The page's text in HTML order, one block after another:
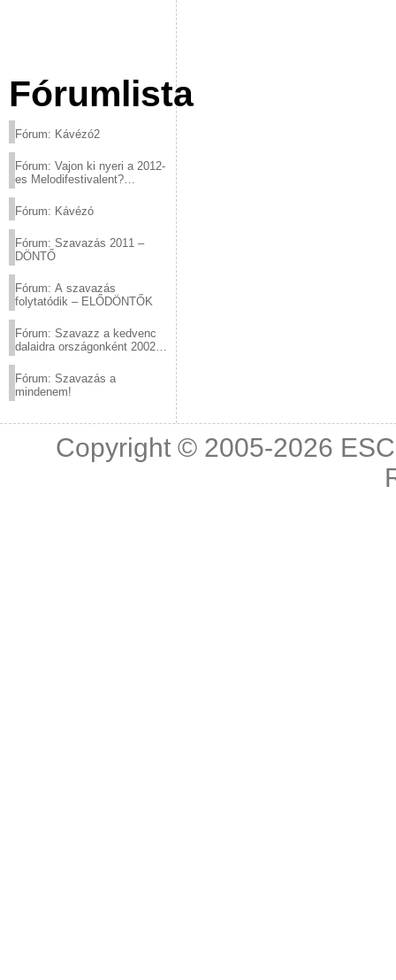
Fórumlista
Fórum: Kávézó2
Fórum: Vajon ki nyeri a 2012-
es Melodifestivalent?
Fórum: Kávézó
Fórum: Szavazás 2011 –
DÖNTŐ
Fórum: A szavazás
folytatódik – ELŐDÖNTŐK
Fórum: Szavazz a kedvenc
dalaidra országonként 2002
Fórum: Szavazás a
mindenem!
Copyright © 2005-2026